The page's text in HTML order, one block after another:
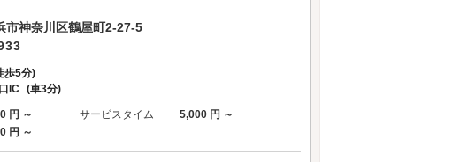
市神奈川区鶴屋町2-27-5
歩5分)
IC (車3分)
円 ～ サービスタイム
5,000 円 ～
円 ～